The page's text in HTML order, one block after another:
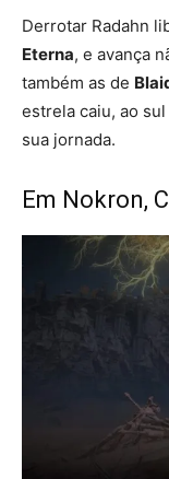
Derrotar Radahn
Eterna, e avança
também as de
estrela caiu, ao sul
sua jornada.
Em Nokron,